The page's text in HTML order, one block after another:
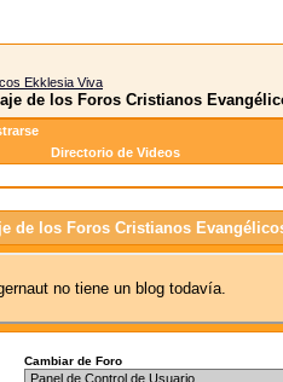
Ekklesia Viva
de los Foros Cristianos
Directorio de Videos
de los Foros Cristianos
no tiene un blog todavía.
Cambiar de Foro